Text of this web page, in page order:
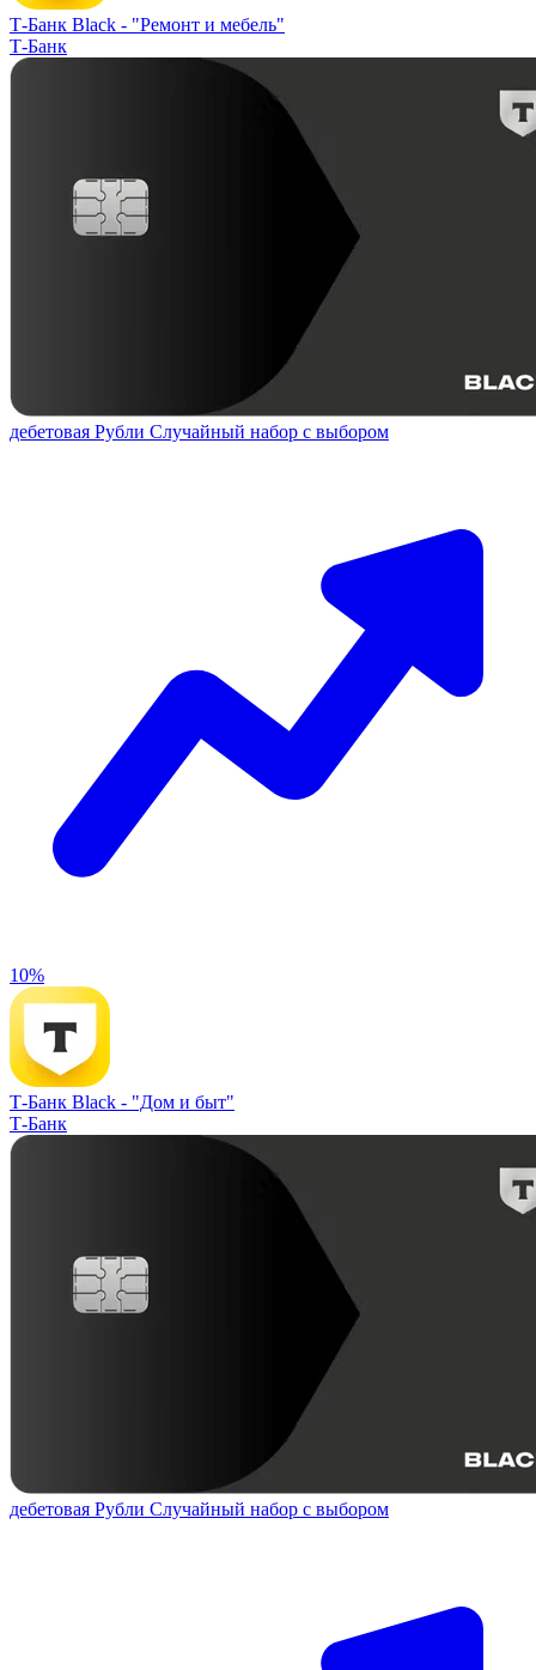
Т-Банк Black - "Ремонт и мебель"
Т-Банк
дебетовая Рубли Случайный набор с выбором
10%
Т-Банк Black - "Дом и быт"
Т-Банк
дебетовая Рубли Случайный набор с выбором